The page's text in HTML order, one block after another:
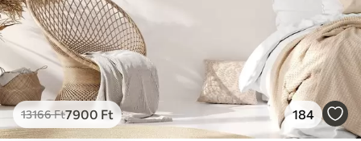
13166Ft7900 Ft 184